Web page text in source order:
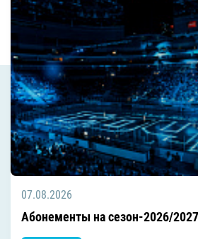
07.08.2026
Абонементы на сезон-2026/2027